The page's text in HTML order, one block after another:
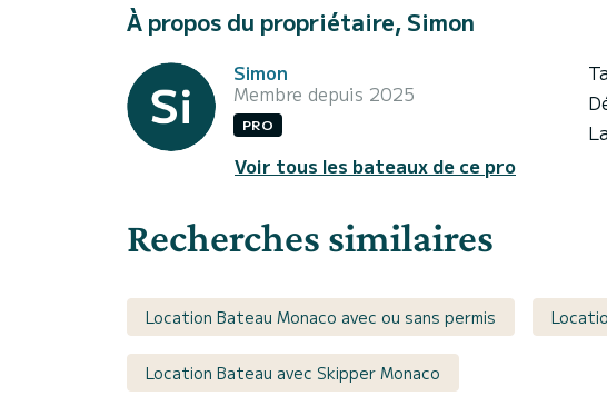
À propos du propriétaire, Simon
Simon
Membre depuis 2025
PRO
Voir tous les bateaux de ce pro
Recherches similaires
Location Bateau Monaco avec ou sans permis
Location Bateau avec Skipper Monaco